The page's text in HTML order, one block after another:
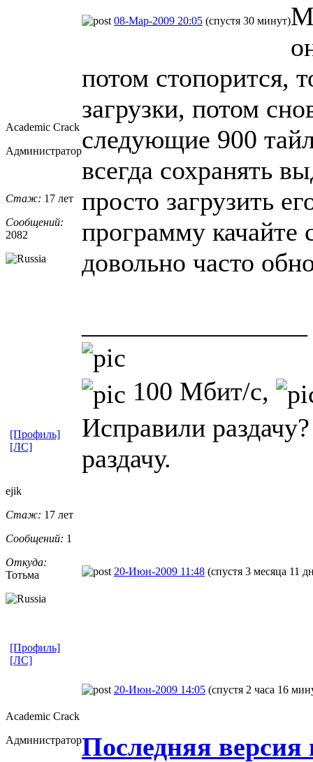
Academic Crack
Администратор
Стаж: 17 лет
Сообщений:
2082
08-Мар-2009 20:05 (спустя 30 минут)
потом стопорится,
загрузки, потом
следующие 900
всегда сохранять
просто загрузить
программу качайте
довольно часто
100 Мбит/с,
Исправили
раздачу.
[Профиль]
[ЛС]
ejik
Стаж: 17 лет
Сообщений: 1
Откуда:
Тотьма
20-Июн-2009 11:48 (спустя 3 месяца 11
[Профиль]
[ЛС]
Academic Crack
Администратор
20-Июн-2009 14:05 (спустя 2 часа 16
Последняя